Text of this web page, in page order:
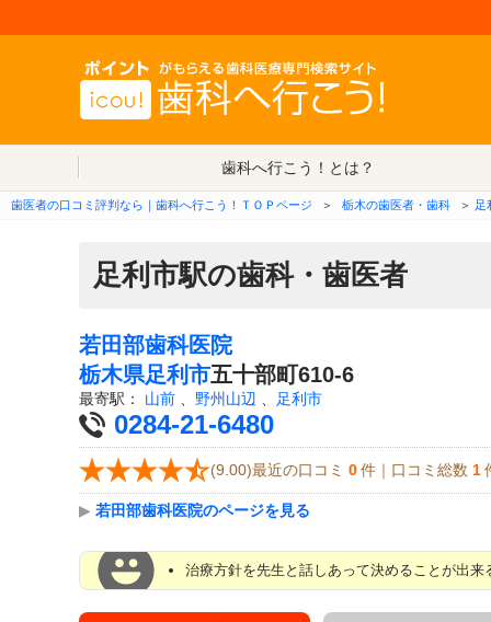
歯科へ行こう！とは？
歯医者の口コミ評判なら｜歯科へ行こう！ＴＯＰページ ＞ 栃木の歯医者・歯科 ＞ 足
足利市駅の歯科・歯医者
若田部歯科医院
栃木県足利市五十部町610-6
最寄駅： 山前 野州山辺 足利市
0284-21-6480
(9.00)最近の口コミ 0 件｜口コミ総数 1
▶ 若田部歯科医院のページを見る
治療方針を先生と話しあって決めることが出